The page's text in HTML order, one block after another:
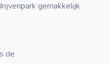
gemakkelijk
de